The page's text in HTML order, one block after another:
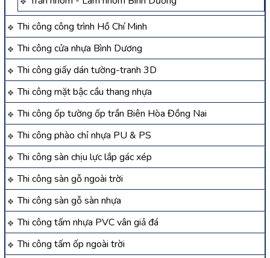
Thi công công trình Hồ Chí Minh
Thi công cửa nhựa Bình Dương
Thi công giấy dán tường-tranh 3D
Thi công mặt bậc cầu thang nhựa
Thi công ốp tường ốp trần Biên Hòa Đồng Nai
Thi công phào chỉ nhựa PU & PS
Thi công sàn chịu lực lắp gác xép
Thi công sàn gỗ ngoài trời
Thi công sàn gỗ sàn nhựa
Thi công tấm nhựa PVC vân giả đá
Thi công tấm ốp ngoài trời